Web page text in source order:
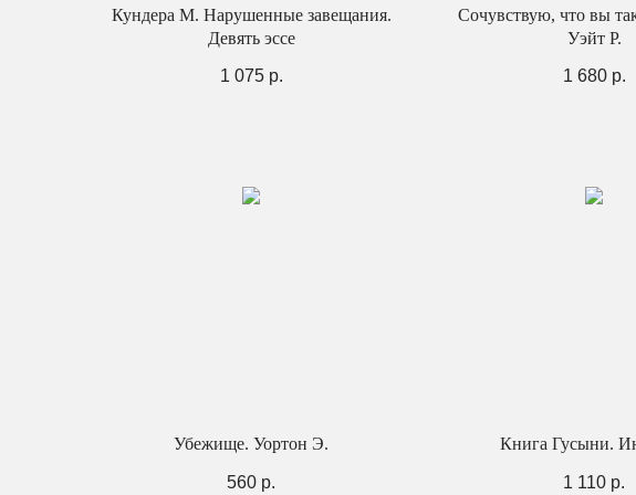
Кундера М. Нарушенные завещания.
Девять эссе
1 075 р.
Сочувствую, что вы
Уэйт Р.
1 680 р.
Убежище. Уортон Э.
560 р.
Книга Гусыни.
1 110 р.